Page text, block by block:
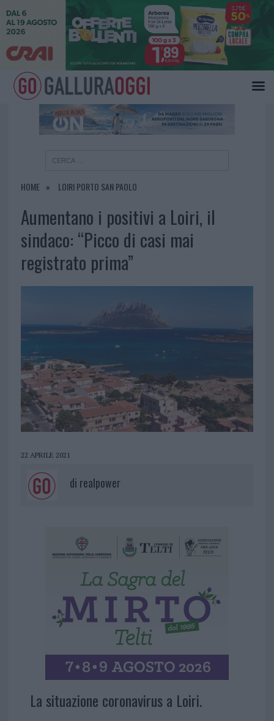
HOME LOIRI PORTO SAN PAOLO
Aumentano i positivi a Loiri, il
sindaco: “Picco di casi mai
registrato prima”
22 APRILE 2021
di realpower
La situazione coronavirus a Loiri.
×